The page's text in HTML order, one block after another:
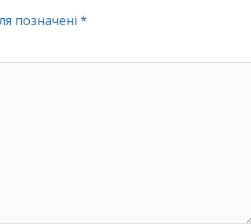
позначені *